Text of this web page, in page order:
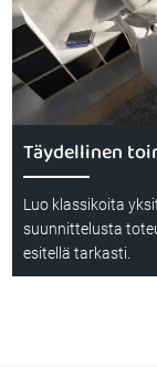
Täydellinen
Luo klassikoita
suunnittelusta
esitellä tarkasti.